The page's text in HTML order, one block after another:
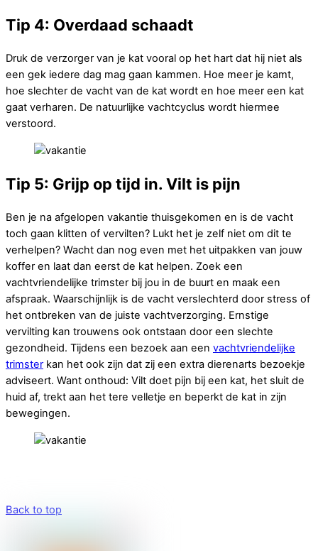
Tip 4: Overdaad schaadt
Druk de verzorger van je kat vooral op het hart dat hij niet als
een gek iedere dag mag gaan kammen. Hoe meer je kamt,
hoe slechter de vacht van de kat wordt en hoe meer een kat
gaat verharen. De natuurlijke vachtcyclus wordt hiermee
verstoord.
Tip 5: Grijp op tijd in. Vilt is pijn
Ben je na afgelopen vakantie thuisgekomen en is de vacht
toch gaan klitten of vervilten? Lukt het je zelf niet om dit te
verhelpen? Wacht dan nog even met het uitpakken van jouw
koffer en laat dan eerst de kat helpen. Zoek een
vachtvriendelijke trimster bij jou in de buurt en maak een
afspraak. Waarschijnlijk is de vacht verslechterd door stress of
het ontbreken van de juiste vachtverzorging. Ernstige
vervilting kan trouwens ook ontstaan door een slechte
gezondheid. Tijdens een bezoek aan een vachtvriendelijke
trimster kan het ook zijn dat zij een extra dierenarts bezoekje
adviseert. Want onthoud: Vilt doet pijn bij een kat, het sluit de
huid af, trekt aan het tere velletje en beperkt de kat in zijn
bewegingen.
Back to top